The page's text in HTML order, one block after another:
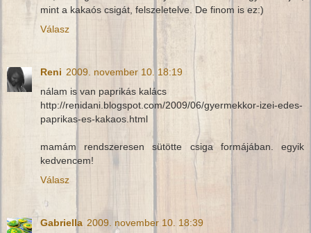
mint a kakaós csigát, felszeletelve. De finom is ez:)
Válasz
Reni 2009. november 10. 18:19
nálam is van paprikás kalács
http://renidani.blogspot.com/2009/06/gyermekkor-izei-edes-
paprikas-es-kakaos.html
mamám rendszeresen sütötte csiga formájában. egyik
kedvencem!
Válasz
Gabriella 2009. november 10. 18:39